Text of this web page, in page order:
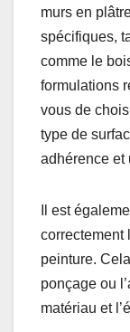
votre projet
Type
Le type de
la peinture.
murs en
comme le
formulations
vous de
type de
adhérence et